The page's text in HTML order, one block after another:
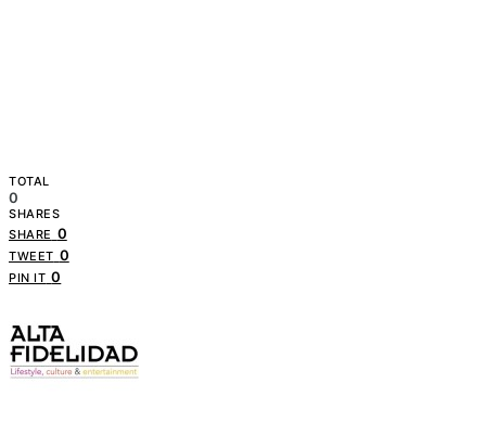
TOTAL
0
SHARES
SHARE 0
TWEET 0
PIN IT 0